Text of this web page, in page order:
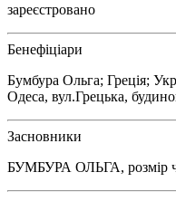
зареєстровано
Бенефіціари
Бумбура Ольга; Греція;
Одеса, вул.Грецька,
Засновники
БУМБУРА ОЛЬГА, розмір